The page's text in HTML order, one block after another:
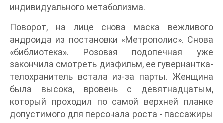
индивидуального метаболизма.
Поворот, на лице снова маска вежливого
андроида из постановки «Метрополис». Снова
«библиотека». Розовая подопечная уже
закончила смотреть диафильм, ее гувернантка-
телохранитель встала из-за парты. Женщина
была высока, вровень с девятнадцатым,
который проходил по самой верхней планке
допустимого для персонала роста - пассажиры